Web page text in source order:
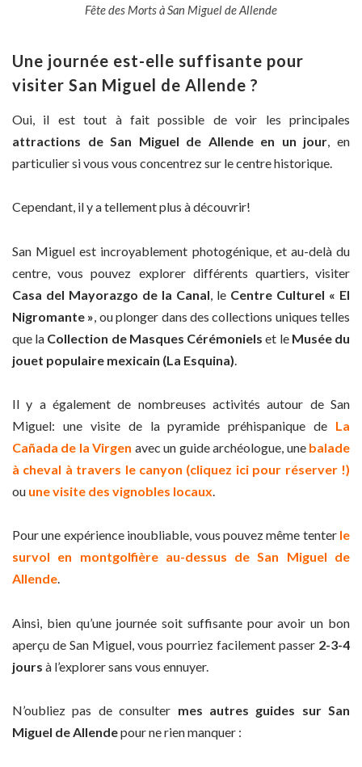
Fête des Morts à San Miguel de Allende
Une journée est-elle suffisante pour
visiter San Miguel de Allende ?
Oui, il est tout à fait possible de voir les principales
attractions de San Miguel de Allende en un jour , en
particulier si vous vous concentrez sur le centre historique.
Cependant, il y a tellement plus à découvrir!
San Miguel est incroyablement photogénique, et au-delà du
centre, vous pouvez explorer différents quartiers, visiter
Casa del Mayorazgo de la Canal , le Centre Culturel « El
Nigromante » , ou plonger dans des collections uniques telles
que la Collection de Masques Cérémoniels et leMusée du
jouet populaire mexicain (La Esquina)
Il y a également de nombreuses activités autour de San
Miguel: une visite de la pyramide préhispanique de La
Cañada de la Virgen avec un guide archéologue, une balade
à cheval à travers le canyon (cliquez ici pour réserver !)
ou une visite des vignobles locaux.
Pour une expérience inoubliable, vous pouvez même tenter le
survol en montgolfière au-dessus de San Miguel de
Allende.
Ainsi, bien qu’une journée soit suffisante pour avoir un bon
aperçu de San Miguel, vous pourriez facilement passer 2-3-4
jours à l’explorer sans vous ennuyer.
N’oubliez pas de consulter mes autres guides sur San
Miguel de Allendepour ne rien manquer :